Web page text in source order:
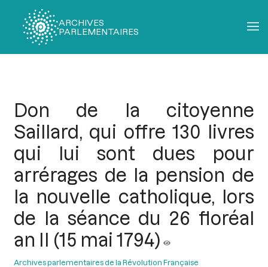
ARCHIVES
PARLEMENTAIRES
Don de la citoyenne
Saillard, qui offre 130 livres
qui lui sont dues pour
arrérages de la pension de
la nouvelle catholique, lors
de la séance du 26 floréal
an II (15 mai 1794)
Archives parlementaires de la Révolution Française